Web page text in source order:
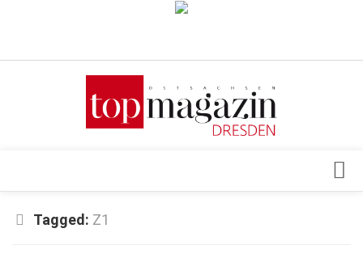
Verkaufsstellen
Top Gesundheitsforum Dresden / Ostsachsen
Tagged: Z1